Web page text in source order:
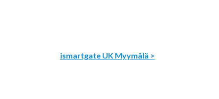
ismartgate UK Myymälä >